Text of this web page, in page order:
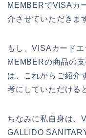
MEMBERでVISAカ
介させていただきま
もし、VISAカード
MEMBERの商品の
は、これからご紹介
考にしていただける
ちなみに私自身は、
GALLIDO